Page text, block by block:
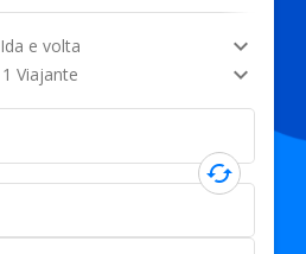
Ida e volta
expand_more
1 Viajante expand_more
cached